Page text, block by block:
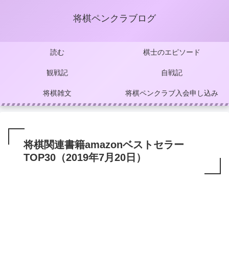
将棋ペンクラブログ
読む 棋士のエピソード
観戦記 自戦記
将棋雑文 将棋ペンクラブ入会申し込み
将棋関連書籍amazonベストセラー
TOP30（2019年7月20日）